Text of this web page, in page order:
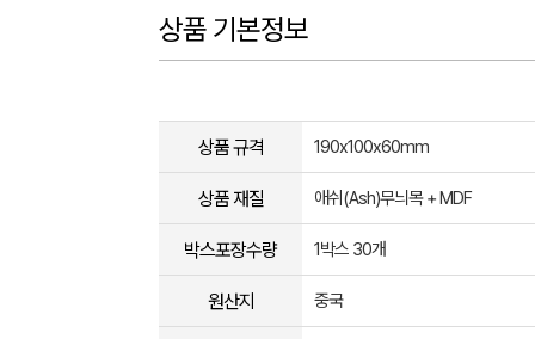
상품 기본정보
상품 규격 190x100x60mm
상품 재질 애쉬(Ash)무늬목 + MDF
박스포장수량 1박스 30개
원산지 중국